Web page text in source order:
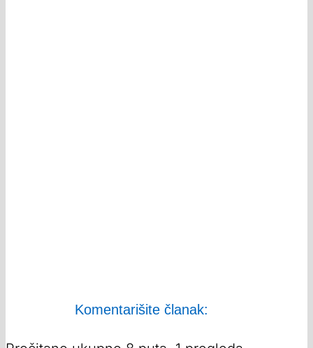
Komentarišite članak: